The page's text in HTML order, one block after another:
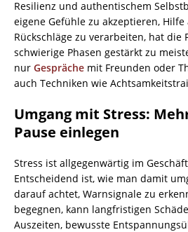
Resilienz und authentischem
eigene Gefühle zu akzeptieren,
Rückschläge zu verarbeiten, hat die
schwierige Phasen gestärkt zu
nur Gespräche mit Freunden oder
auch Techniken wie
Umgang mit Stress:
Pause einlegen
Stress ist allgegenwärtig im
Entscheidend ist, wie man damit
darauf achtet, Warnsignale zu
begegnen, kann langfristigen
Auszeiten, bewusste